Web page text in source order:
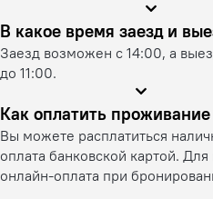
Заезд возможен с 14:00, а
до 11:00.
Вы можете расплатиться
оплата банковской картой.
онлайн-оплата при